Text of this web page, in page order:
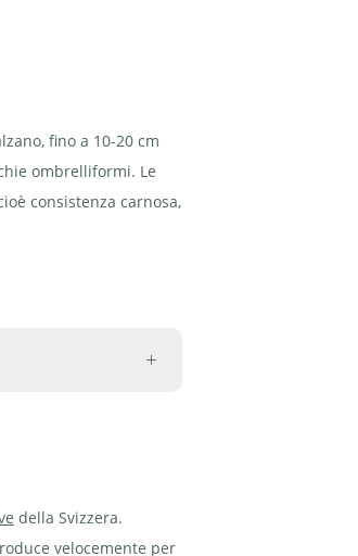
fino a 10-20 cm
ombrelliformi. Le
consistenza carnosa,
della Svizzera.
velocemente per